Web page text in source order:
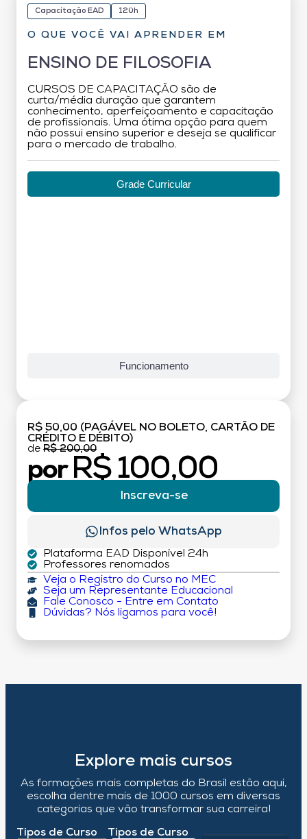
Capacitação EAD 120h
O QUE VOCÊ VAI APRENDER EM
ENSINO DE FILOSOFIA
CURSOS DE CAPACITAÇÃO são de
curta/média duração que garantem
conhecimento, aperfeiçoamento e capacitação
de profissionais. Uma ótima opção para quem
não possui ensino superior e deseja se qualificar
para o mercado de trabalho.
Grade Curricular
Funcionamento
R$ 50,00 (PAGÁVEL NO BOLETO, CARTÃO DE
CRÉDITO E DÉBITO)
de R$ 200,00
por R$ 100,00
Inscreva-se
Infos pelo WhatsApp
Plataforma EAD Disponível 24h
Professores renomados
Veja o Registro do Curso no MEC
Seja um Representante Educacional
Fale Conosco - Entre em Contato
Dúvidas? Nós ligamos para você!
Explore mais cursos
As formações mais completas do Brasil estão aqui,
escolha dentre mais de 1000 cursos em diversas
categorias que vão transformar sua carreira!
Tipos de Curso Tipos de Curso